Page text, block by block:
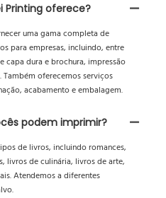
Printing oferece?
uma gama completa de
para empresas, incluindo, entre
capa dura e brochura, impressão
oferecemos serviços
acabamento e embalagem.
podem imprimir?
de livros, incluindo romances,
livros de culinária, livros de arte,
Atendemos a diferentes